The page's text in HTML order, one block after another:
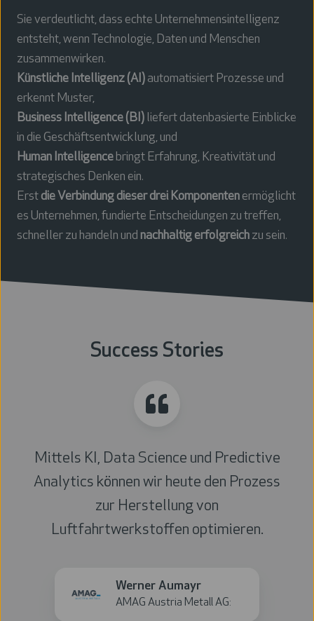
Sie verdeutlicht, dass echte Unternehmensintelligenz
entsteht, wenn Technologie, Daten und Menschen
zusammenwirken.
Künstliche Intelligenz (AI) automatisiert Prozesse und
erkennt Muster,
Business Intelligence (BI) liefert datenbasierte Einblicke
in die Geschäftsentwicklung, und
Human Intelligence bringt Erfahrung, Kreativität und
strategisches Denken ein.
Erst die Verbindung dieser drei Komponenten ermöglicht
es Unternehmen, fundierte Entscheidungen zu treffen,
schneller zu handeln und nachhaltig erfolgreich zu sein.
Success Stories
Mittels KI, Data Science und Predictive
Analytics können wir heute den Prozess
zur Herstellung von
Luftfahrtwerkstoffen optimieren.
Werner Aumayr
AMAG Austria Metall AG:
Aumayr